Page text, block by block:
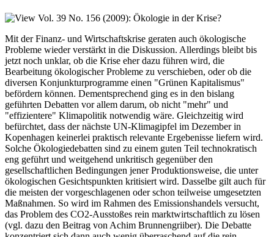
Mit der Finanz- und Wirtschaftskrise geraten auch ökologische
Probleme wieder verstärkt in die Diskussion. Allerdings bleibt bis
jetzt noch unklar, ob die Krise eher dazu führen wird, die
Bearbeitung ökologischer Probleme zu verschieben, oder ob die
diversen Konjunkturprogramme einen "Grünen Kapitalismus"
befördern können. Dementsprechend ging es in den bislang
geführten Debatten vor allem darum, ob nicht "mehr" und
"effizientere" Klimapolitik notwendig wäre. Gleichzeitig wird
befürchtet, dass der nächste UN-Klimagipfel im Dezember in
Kopenhagen keinerlei praktisch relevante Ergebenisse liefern wird.
Solche Ökologiedebatten sind zu einem guten Teil technokratisch
eng geführt und weitgehend unkritisch gegenüber den
gesellschaftlichen Bedingungen jener Produktionsweise, die unter
ökologischen Gesichtspunkten kritisiert wird. Dasselbe gilt auch für
die meisten der vorgeschlagenen oder schon teilweise umgesetzten
Maßnahmen. So wird im Rahmen des Emissionshandels versucht,
das Problem des CO2-Ausstoßes rein marktwirtschaftlich zu lösen
(vgl. dazu den Beitrag von Achim Brunnengriiber). Die Debatte